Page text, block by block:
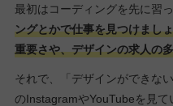
最初はコーディングを先に習っ
ングとかで仕事を見つけまし
重要さや、デザインの求人の
それで、「デザインができな
のInstagramやYouTubeを見て